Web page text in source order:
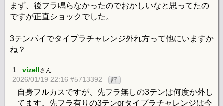
まず、後フラ鳴らなかったのでおかしいなと思ってたの
ですが正直ショックでした。
3テンパイでタイプラチャレンジ外れ方って他にいますか
ね？
1. vizellさん
2026/01/19 22:16 #5713392 評
自身フルカスですが、先フラ無しの3テンは何度か外し
てます。先フラ有りの3テンorタイプラチャレンジは今